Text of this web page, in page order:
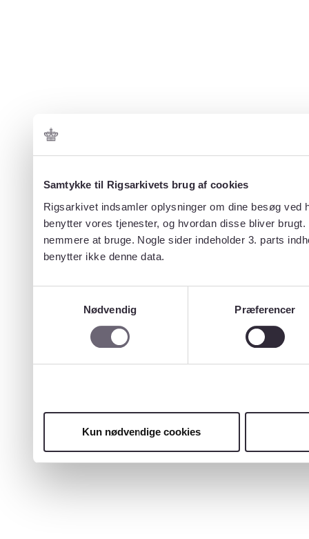
Samtykke til Rigsarkivets brug af cookies
Rigsarkivet indsamler oplysninger om dine besøg
benytter vores tjenester, og hvordan disse bliver
nemmere at bruge. Nogle sider indeholder 3. parts
benytter ikke denne data.
Nødvendig
Præferencer
Kun nødvendige cookies